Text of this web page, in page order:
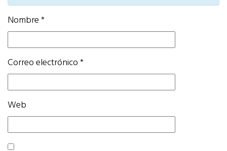
Nombre*
Correo electrónico*
Web